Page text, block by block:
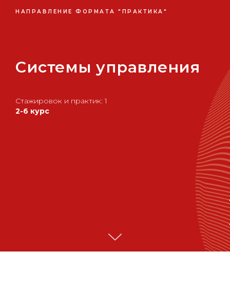
НАПРАВЛЕНИЕ ФОРМАТА "ПРАКТИКА"
Системы управления
Стажировок и практик: 1
2-6 курс